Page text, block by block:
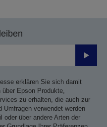
erklären Sie sich damit
Epson Produkte,
zu erhalten, die auch zur
Umfragen verwendet werden
oder über andere Arten der